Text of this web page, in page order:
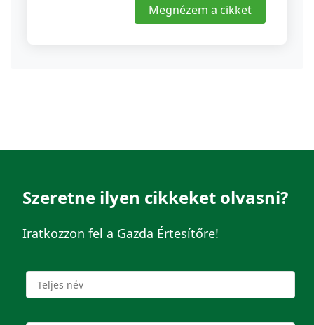
Megnézem a cikket
Szeretne ilyen cikkeket olvasni?
Iratkozzon fel a Gazda Értesítőre!